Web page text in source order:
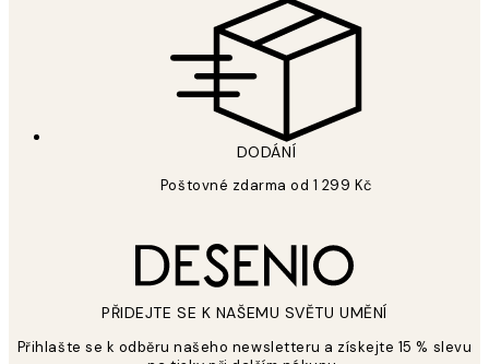
DODÁNÍ
Poštovné zdarma od 1 299 Kč
PŘIDEJTE SE K NAŠEMU SVĚTU UMĚNÍ
Přihlašte se k odběru našeho newsletteru a získejte 15 % slevu